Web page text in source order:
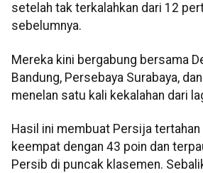
setelah tak terkalahkan dari 12
sebelumnya.
Mereka kini bergabung bersama
Bandung, Persebaya Surabaya,
menelan satu kali kekalahan dari
Hasil ini membuat Persija
keempat dengan 43 poin dan
Persib di puncak klasemen.